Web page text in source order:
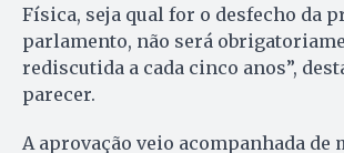
Física, seja qual for o desfecho da
parlamento, não será
rediscutida a cada cinco anos”,
parecer.
A aprovação veio acompanhada de